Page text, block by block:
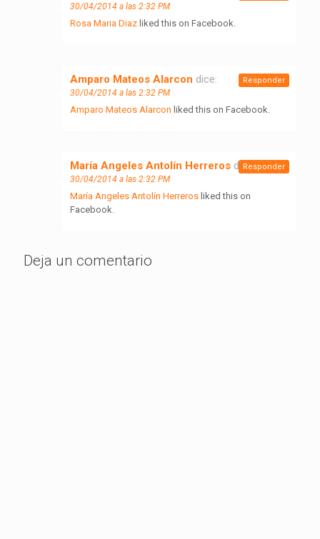
30/04/2014 a las 2:32 PM
Rosa Maria Diaz liked this on Facebook.
Amparo Mateos Alarcon dice:
30/04/2014 a las 2:32 PM
Amparo Mateos Alarcon liked this on Facebook.
Responder
María Angeles Antolín Herreros dice:
30/04/2014 a las 2:32 PM
María Angeles Antolín Herreros liked this on
Facebook.
Responder
Deja un comentario